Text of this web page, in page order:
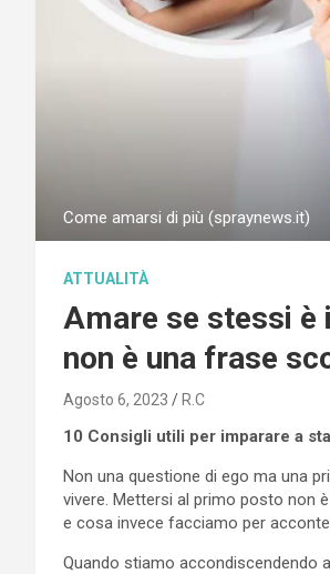
Come amarsi di più (spraynews.it)
ATTUALITÀ
Amare se stessi è
non è una frase
Agosto 6, 2023 R.C
10 Consigli utili per imparare a
Non una questione di ego ma una
vivere. Mettersi al primo posto non
e cosa invece facciamo per
Quando stiamo accondiscendendo